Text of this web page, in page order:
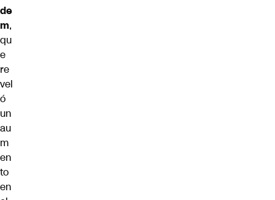
de
m,
qu
e
re
vel
ó
un
au
m
en
to
en